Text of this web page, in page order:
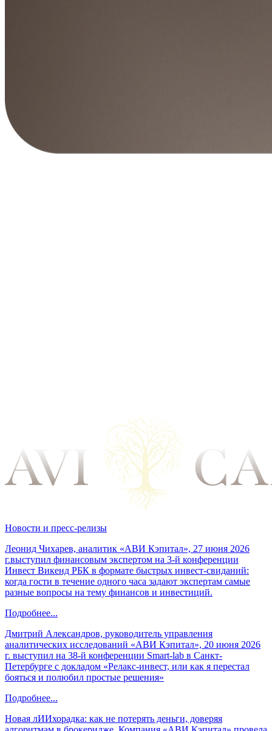
Новости и пресс-релизы
Леонид Чихарев, аналитик «АВИ Кэпитал», 27 июня 2026
г.выступил финансовым экспертом на 3-й конференции
Инвест Викенд РБК в формате быстрых инвест-свиданий:
когда гости в течение одного часа задают экспертам самые
разные вопросы на тему финансов и инвестиций.
Подробнее...
Дмитрий Александров, руководитель управления
аналитических исследований «АВИ Кэпитал», 20 июня 2026
г. выступил на 38-й конференции Smart-lab в Санкт-
Петербурге с докладом «Релакс-инвест, или как я перестал
бояться и полюбил простые решения»
Подробнее...
Новая лИИхорадка: как не потерять деньги, доверяя